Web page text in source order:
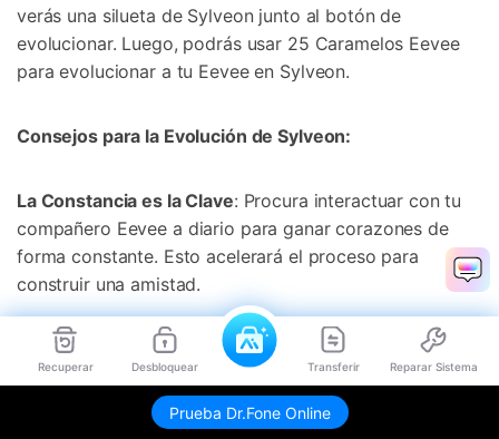
Recuperar Desbloquear Transferir Reparar Sistema
Prueba Dr.Fone Online
verás una silueta de Sylveon junto al botón de
evolucionar.󠀲󠀡󠀨󠀠󠀢󠀣󠀣󠀩󠀦󠀳󠀰 Luego, podrás usar 25 Caramelos Eevee
para evolucionar a tu Eevee en Sylveon.󠀲󠀡󠀨󠀠󠀢󠀣󠀣󠀩󠀧󠀳
Consejos para la Evolución de Sylveon:󠀲󠀡󠀨󠀠󠀢󠀣󠀣󠀩󠀨󠀳
La Constancia es la Clave: Procura interactuar con tu
compañero Eevee a diario para ganar corazones de
forma constante.󠀲󠀡󠀨󠀠󠀢󠀣󠀣󠀩󠀩󠀳 Esto acelerará el proceso para
construir una amistad.󠀲󠀡󠀨󠀠󠀢󠀣󠀤󠀠󠀠󠀳
Prioriza las Actividades
: Céntrate en actividades que
ofrezcan más corazones por interacción, como batallar
y alimentar con bayas.󠀲󠀡󠀨󠀠󠀢󠀣󠀤󠀠󠀡󠀳